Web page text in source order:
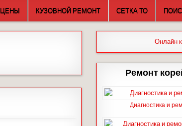
ЦЕНЫ КУЗОВНОЙ РЕМОНТ СЕТКА ТО
Онлайн
Ремонт
Диагностика и